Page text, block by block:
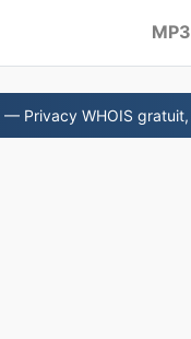
MP3
— Privacy WHOIS gratuit,